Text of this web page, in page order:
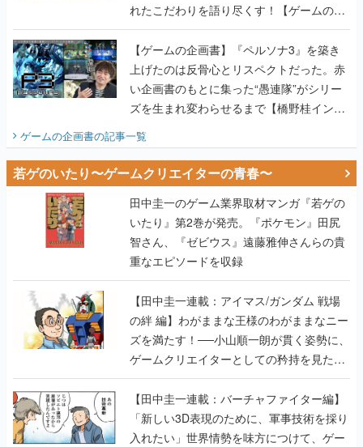
れたこだわりを語り尽くす！【ゲームの企
画書】
【ゲームの企画書】『ペルソナ3』を築き
上げたのは反骨心とリスペクトだった。赤
い企画書のもとに集った“愚連隊”がシリー
ズを生まれ変わらせるまで【橋野桂インタ
ビュー】
ゲームの企画書の記事一覧
若ゲのいたり〜ゲームクリエイターの青春〜
田中圭一のゲーム業界取材マンガ『若ゲの
いたり』第2巻が発売。『ポケモン』田尻
智さん、『ゼビウス』遠藤雅伸さんらの貴
重なエピソードを収録
【田中圭一連載：アイマス/ガンダム 戦場
の絆 編】わがままな王様のわがままなニー
ズを満たす！──小山順一朗が貫く姿勢に、
ゲームクリエイターとしての矜持を見た
【若ゲのいたり最終回】
【田中圭一連載：バーチャファイター編】
「新しい3D表現のために、軍事技術を採り
入れたい」世界情勢を味方につけて、ゲー